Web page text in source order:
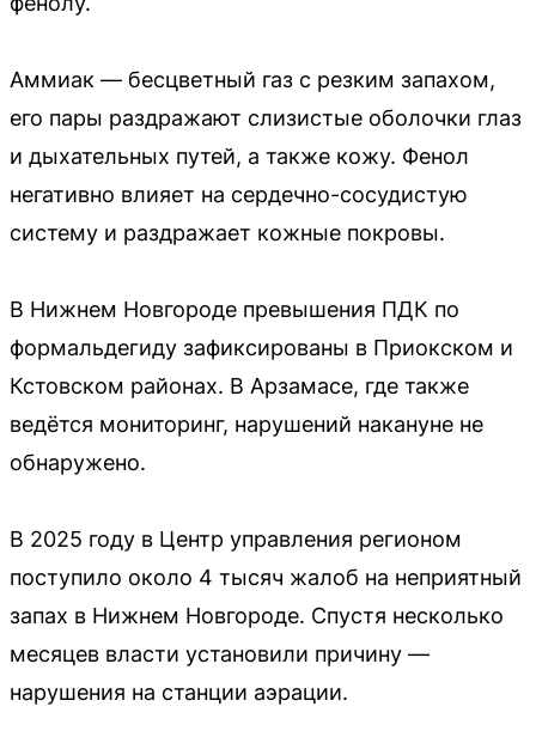
Аммиак — бесцветный газ с резким запахом,
его пары раздражают слизистые оболочки глаз
и дыхательных путей, а также кожу. Фенол
негативно влияет на сердечно-сосудистую
систему и раздражает кожные покровы.
В Нижнем Новгороде превышения ПДК по
формальдегиду зафиксированы в Приокском и
Кстовском районах. В Арзамасе, где также
ведётся мониторинг, нарушений накануне не
обнаружено.
В 2025 году в Центр управления регионом
поступило около 4 тысяч жалоб на неприятный
запах в Нижнем Новгороде. Спустя несколько
месяцев власти установили причину —
нарушения на станции аэрации.